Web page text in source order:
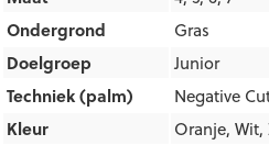
Ondergrond
Gras
Doelgroep
Junior
Techniek (palm)
Negative
Kleur
Oranje, Wit,